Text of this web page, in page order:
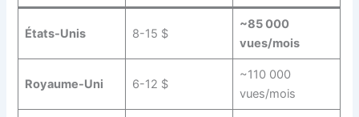
États-Unis 8-15 $
~85 000
vues/mois
Royaume-Uni 6-12 $
~110 000
vues/mois